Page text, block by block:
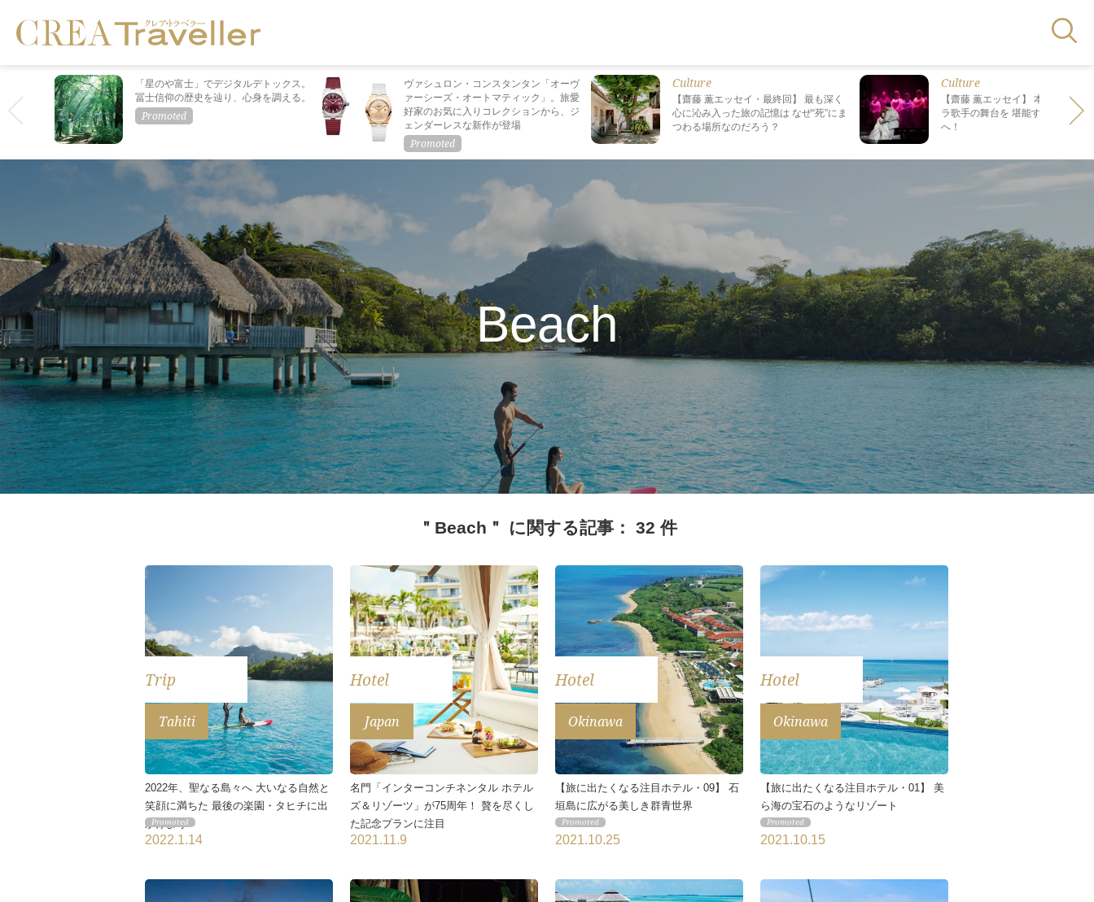
「星のや富士」でデジタルデトックス。
冨士信仰の歴史を辿り、心身を調える。
ヴァシュロン・コンスタンタン「オーヴ
ァーシーズ・オートマティック」。旅愛
好家のお気に入りコレクションから、ジ
ェンダーレスな新作が登場
Culture
【齋藤 薫エッセイ・最終回】 最も深く
心に沁み入った旅の記憶は なぜ“死”にま
つわる場所なのだろう？
Culture
【齋藤 薫エッセイ】 本場で日本
ラ歌手の舞台を 堪能する、格別の
へ！
Beach
＂Beach＂ に関する記事： 32 件
Trip
Tahiti
2022年、聖なる島々へ 大いなる自然と
笑顔に満ちた 最後の楽園・タヒチに出
かけよう
2022.1.14
Hotel
Japan
名門「インターコンチネンタル ホテル
ズ＆リゾーツ」が75周年！ 贅を尽くし
た記念プランに注目
2021.11.9
Hotel
Okinawa
【旅に出たくなる注目ホテル・09】 石
垣島に広がる美しき群青世界
2021.10.25
Hotel
Okinawa
【旅に出たくなる注目ホテル・01】 美
ら海の宝石のようなリゾート
2021.10.15